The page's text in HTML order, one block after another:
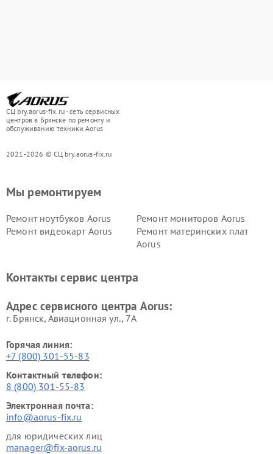
СЦ bry.aorus-fix.ru - сеть сервисных
центров в Брянске по ремонту и
обслуживанию техники Aorus
2021-2026 © СЦ bry.aorus-fix.ru
Мы ремонтируем
Ремонт ноутбуков Aorus
Ремонт мониторов Aorus
Ремонт видеокарт Aorus
Ремонт материнских плат
Aorus
Контакты сервис центра
Адрес сервисного центра Aorus:
г. Брянск, Авиационная ул., 7А
Горячая линия:
+7 (800) 301-55-83
Контактный телефон:
8 (800) 301-55-83
Электронная почта:
info@aorus-fix.ru
для юридических лиц
manager@fix-aorus.ru